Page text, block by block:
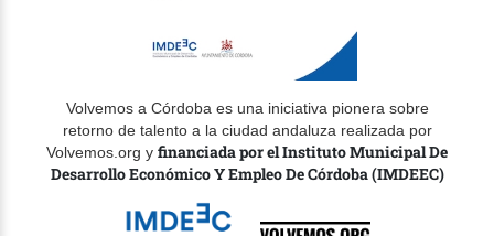
Volvemos a Córdoba es una iniciativa pionera sobre
retorno de talento a la ciudad andaluza realizada por
Volvemos.org y financiada por el Instituto Municipal De
Desarrollo Económico Y Empleo De Córdoba (IMDEEC)